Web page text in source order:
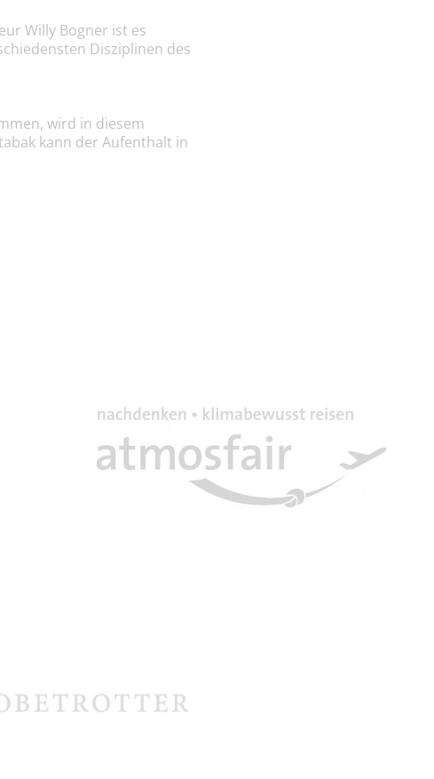
Willy Bogner ist es
Disziplinen des
wird in diesem
kann der Aufenthalt in